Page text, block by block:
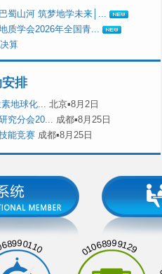
蜀山河 筑梦地学未来│...
质学会2026年全国青...
算
安排
地球化... 北京▪8月2日
究分会20... 成都▪8月25日
能竞赛 成都▪8月25日
01068999129